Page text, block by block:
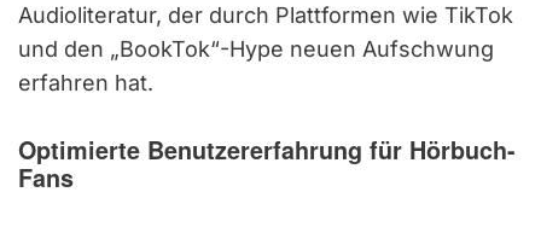
Audioliteratur, der durch Plattformen wie TikTok
und den „BookTok“-Hype neuen Aufschwung
erfahren hat.
Optimierte Benutzererfahrung für Hörbuch-
Fans